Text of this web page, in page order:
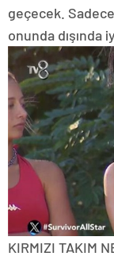
geçecek.
onunda dışında
KIRMIZI TAKIM